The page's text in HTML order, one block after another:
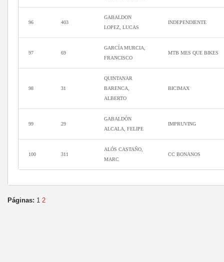
96 403
GABALDON
LOPEZ, LUCAS
INDEPENDIENTE
97 69
GARCÍA MURCIA,
FRANCISCO
MTB MES QUE BIKES
98 31
QUINTANAR
BARENCA,
ALBERTO
BICIMAX
99 29
GABALDÓN
ALCALA, FELIPE
IMPRUVING
100 311
ALÓS CASTAÑO,
MARC
CC BONANOS
Páginas: 1 2